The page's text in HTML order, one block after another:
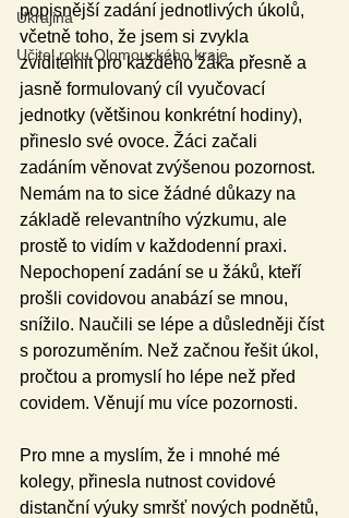
Ukrajina
Učitel roku Olomouckého kraje
popisnější zadání jednotlivých úkolů,
včetně toho, že jsem si zvykla
zviditelnit pro každého žáka přesně a
jasně formulovaný cíl vyučovací
jednotky (většinou konkrétní hodiny),
přineslo své ovoce. Žáci začali
zadáním věnovat zvýšenou pozornost.
Nemám na to sice žádné důkazy na
základě relevantního výzkumu, ale
prostě to vidím v každodenní praxi.
Nepochopení zadání se u žáků, kteří
prošli covidovou anabází se mnou,
snížilo. Naučili se lépe a důsledněji číst
s porozuměním. Než začnou řešit úkol,
pročtou a promyslí ho lépe než před
covidem. Věnují mu více pozornosti.
Pro mne a myslím, že i mnohé mé
kolegy, přinesla nutnost covidové
distanční výuky smršť nových podnětů,